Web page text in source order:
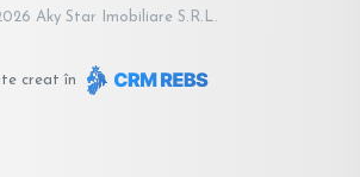
Aky Star Imobiliare S.R.L.
creat în